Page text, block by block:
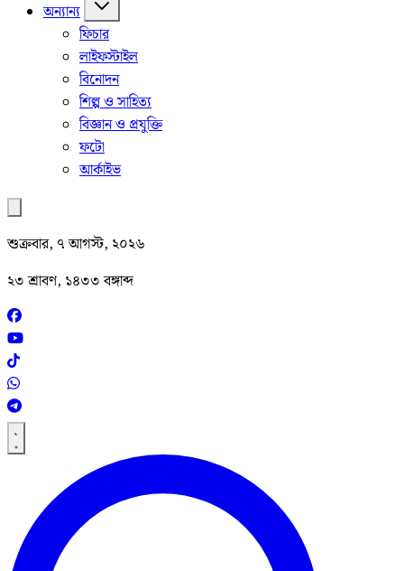
অন্যান্য
ফিচার
লাইফস্টাইল
বিনোদন
শিল্প ও সাহিত্য
বিজ্ঞান ও প্রযুক্তি
ফটো
আর্কাইভ
শুক্রবার, ৭ আগস্ট, ২০২৬
২৩ শ্রাবণ, ১৪৩৩ বঙ্গাব্দ